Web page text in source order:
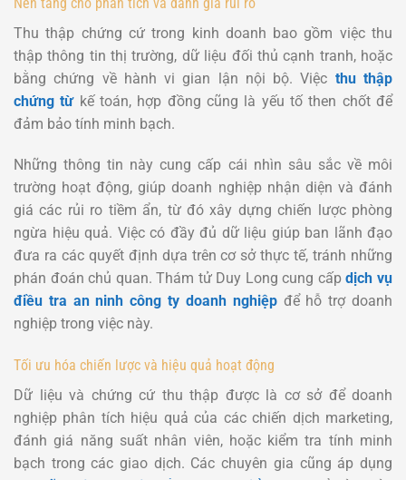
Thu thập chứng cứ trong kinh doanh bao gồm việc thu
thập thông tin thị trường, dữ liệu đối thủ cạnh tranh, hoặc
bằng chứng về hành vi gian lận nội bộ. Việc thu thập
chứng từkế toán, hợp đồng cũng là yếu tố then chốt để
đảm bảo tính minh bạch.
Những thông tin này cung cấp cái nhìn sâu sắc về môi
trường hoạt động, giúp doanh nghiệp nhận diện và đánh
giá các rủi ro tiềm ẩn, từ đó xây dựng chiến lược phòng
ngừa hiệu quả. Việc có đầy đủ dữ liệu giúp ban lãnh đạo
đưa ra các quyết định dựa trên cơ sở thực tế, tránh những
phán đoán chủ quan. Thám tử Duy Long cung cấpdịch vụ
điều tra an ninh công ty doanh nghiệpđể hỗ trợ doanh
nghiệp trong việc này.
Tối ưu hóa chiến lược và hiệu quả hoạt động
Dữ liệu và chứng cứ thu thập được là cơ sở để doanh
nghiệp phân tích hiệu quả của các chiến dịch marketing,
đánh giá năng suất nhân viên, hoặc kiểm tra tính minh
bạch trong các giao dịch. Các chuyên gia cũng áp dụng